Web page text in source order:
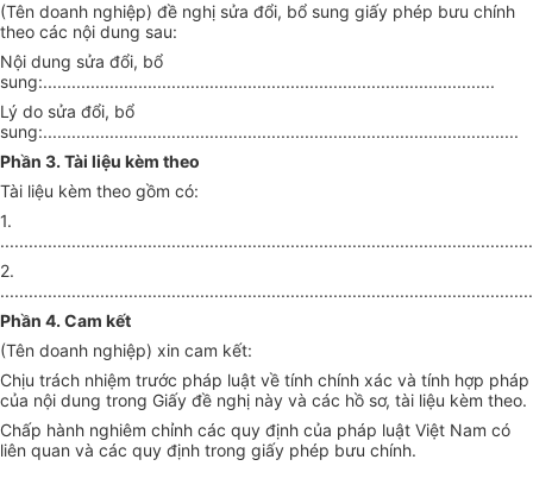
(Tên doanh nghiệp) đề nghị sửa đổi, bổ sung giấy phép bưu chính
theo các nội dung sau:
Nội dung sửa đổi, bổ
sung:...............................................................................................
Lý do sửa đổi, bổ
sung:....................................................................................................
Phần 3. Tài liệu kèm theo
Tài liệu kèm theo gồm có:
1.
2.
Phần 4. Cam kết
(Tên doanh nghiệp) xin cam kết:
Chịu trách nhiệm trước pháp luật về tính chính xác và tính hợp pháp
của nội dung trong Giấy đề nghị này và các hồ sơ, tài liệu kèm theo.
Chấp hành nghiêm chỉnh các quy định của pháp luật Việt Nam có
liên quan và các quy định trong giấy phép bưu chính.